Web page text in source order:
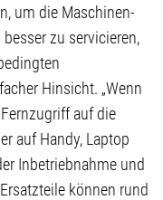
um die Maschinen-
zu servicieren,
Hinsicht. „Wenn
auf die
auf Handy, Laptop
Inbetriebnahme und
können rund